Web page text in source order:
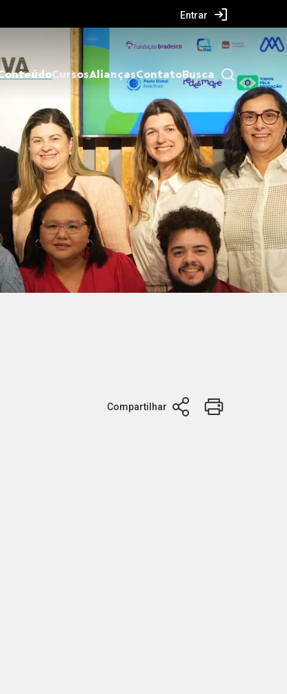
Entrar
CursosAliançasContatoBusca
Compartilhar